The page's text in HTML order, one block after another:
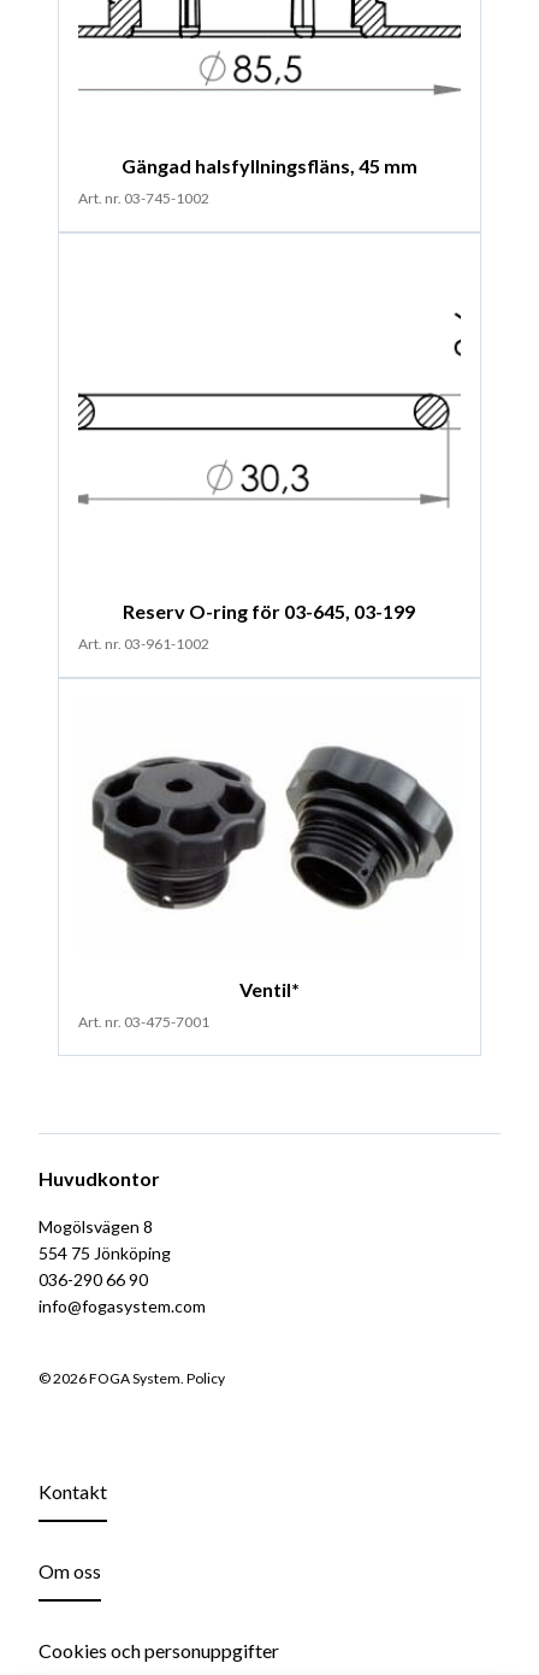
Gängad halsfyllningsfläns, 45 mm
Art. nr. 03-745-1002
Reserv O-ring för 03-645, 03-199
Art. nr. 03-961-1002
Ventil*
Art. nr. 03-475-7001
Huvudkontor
Mogölsvägen 8
554 75 Jönköping
036-290 66 90
info@fogasystem.com
© 2026 FOGA System. Policy
Kontakt
Om oss
Cookies och personuppgifter